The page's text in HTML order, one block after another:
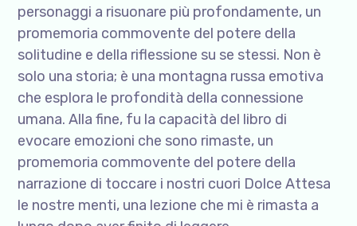
personaggi a risuonare più profondamente, un
promemoria commovente del potere della
solitudine e della riflessione su se stessi. Non è
solo una storia; è una montagna russa emotiva
che esplora le profondità della connessione
umana. Alla fine, fu la capacità del libro di
evocare emozioni che sono rimaste, un
promemoria commovente del potere della
narrazione di toccare i nostri cuori Dolce Attesa
le nostre menti, una lezione che mi è rimasta a